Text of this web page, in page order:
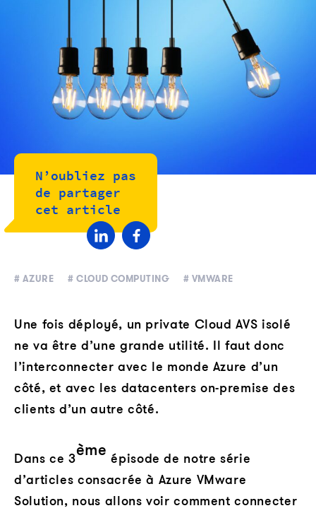
# AZURE # CLOUD COMPUTING # VMWARE
N’oubliez pas
de partager
cet article
Une fois déployé, un private Cloud AVS isolé
ne va être d’une grande utilité. Il faut donc
l’interconnecter avec le monde Azure d’un
côté, et avec les datacenters on-premise des
clients d’un autre côté.
Dans ce 3ème épisode de notre série
d’articles consacrée à Azure VMware
Solution, nous allons voir comment connecter